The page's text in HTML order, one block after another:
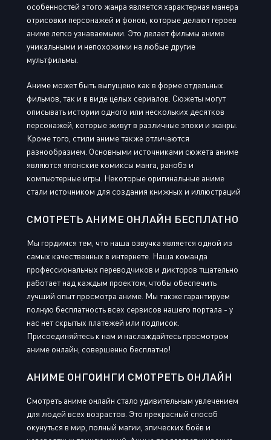
особенностей этого жанра является характерная манера
отрисовки персонажей и фонов, которые делают героев
аниме легко узнаваемыми. Это делает фильмы аниме
уникальными и непохожими на любые другие
мультфильмы.
Аниме может быть выпущено как в форме отдельных
фильмов, так и в виде целых сериалов. Сюжеты могут
описывать истории одного или нескольких десятков
персонажей, которые живут в различные эпохи и жанры.
Кроме того, стили аниме также отличаются
разнообразием. Основными источниками сюжета аниме
являются японские комиксы манга, ранобэ и
компьютерные игры. Некоторые оригинальные аниме
стали источником для создания книжных и иллюстраций
СМОТРЕТЬ АНИМЕ ОНЛАЙН БЕСПЛАТНО
Мы гордимся тем, что наша озвучка является одной из
самых качественных в интернете. Наша команда
профессиональных переводчиков и дикторов тщательно
работает над каждым проектом, чтобы обеспечить
лучший опыт просмотра аниме. Мы также гарантируем
полную бесплатность всех сервисов нашего портала - у
нас нет скрытых платежей или подписок.
Присоединяйтесь к нам и наслаждайтесь просмотром
аниме онлайн, совершенно бесплатно!
АНИМЕ ОНГОИНГИ СМОТРЕТЬ ОНЛАЙН
Смотреть аниме онлайн стало удивительным увлечением
для людей всех возрастов. Это прекрасный способ
окунуться в мир, полный магии, эпических боёв и